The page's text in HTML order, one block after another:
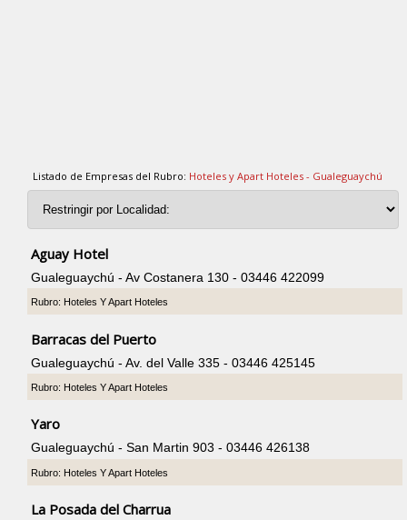
Listado de Empresas del Rubro: Hoteles y Apart Hoteles - Gualeguaychú
Aguay Hotel
Gualeguaychú - Av Costanera 130 - 03446 422099
Rubro: Hoteles Y Apart Hoteles
Barracas del Puerto
Gualeguaychú - Av. del Valle 335 - 03446 425145
Rubro: Hoteles Y Apart Hoteles
Yaro
Gualeguaychú - San Martin 903 - 03446 426138
Rubro: Hoteles Y Apart Hoteles
La Posada del Charrua